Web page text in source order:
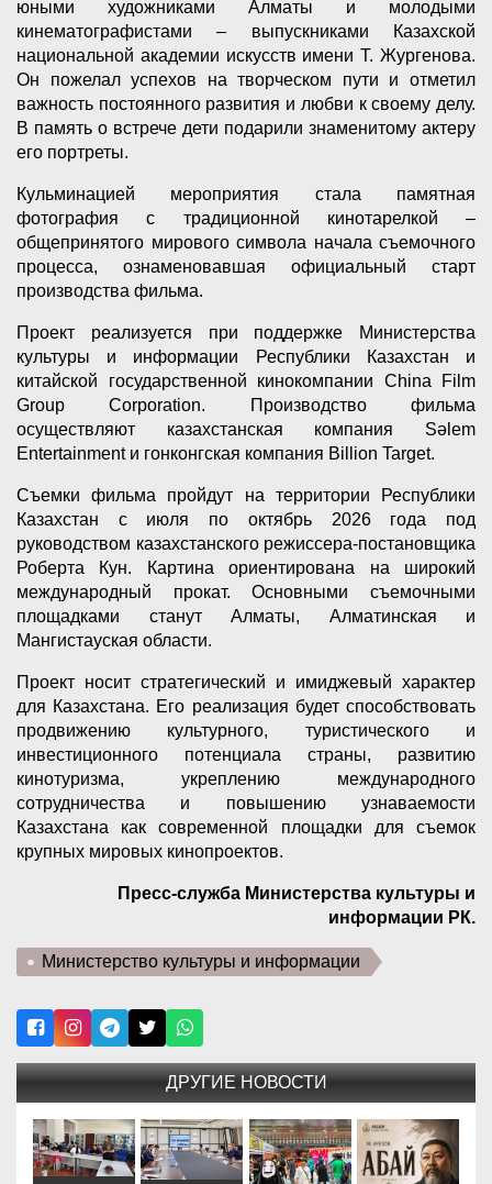
юными художниками Алматы и молодыми
кинематографистами – выпускниками Казахской
национальной академии искусств имени Т. Жургенова.
Он пожелал успехов на творческом пути и отметил
важность постоянного развития и любви к своему делу.
В память о встрече дети подарили знаменитому актеру
его портреты.
Кульминацией мероприятия стала памятная
фотография с традиционной кинотарелкой –
общепринятого мирового символа начала съемочного
процесса, ознаменовавшая официальный старт
производства фильма.
Проект реализуется при поддержке Министерства
культуры и информации Республики Казахстан и
китайской государственной кинокомпании China Film
Group Corporation. Производство фильма
осуществляют казахстанская компания Sәlem
Entertainment и гонконгская компания Billion Target.
Съемки фильма пройдут на территории Республики
Казахстан с июля по октябрь 2026 года под
руководством казахстанского режиссера-постановщика
Роберта Кун. Картина ориентирована на широкий
международный прокат. Основными съемочными
площадками станут Алматы, Алматинская и
Мангистауская области.
Проект носит стратегический и имиджевый характер
для Казахстана. Его реализация будет способствовать
продвижению культурного, туристического и
инвестиционного потенциала страны, развитию
кинотуризма, укреплению международного
сотрудничества и повышению узнаваемости
Казахстана как современной площадки для съемок
крупных мировых кинопроектов.
Пресс-служба Министерства культуры и
информации РК.
Министерство культуры и информации
ДРУГИЕ НОВОСТИ